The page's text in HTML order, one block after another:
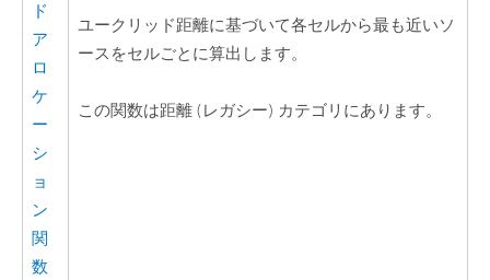
ド
ア
ロ
ケ
ー
シ
ョ
ン
関
数
ユークリッド距離に基づいて各セルから最も近いソ
ースをセルごとに算出します。
この関数は距離 (レガシー) カテゴリにあります。